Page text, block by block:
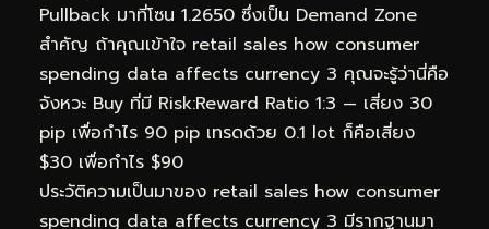
Pullback มาที่โซน 1.2650 ซึ่งเป็น Demand Zone
สำคัญ ถ้าคุณเข้าใจ retail sales how consumer
spending data affects currency 3 คุณจะรู้ว่านี่คือ
จังหวะ Buy ที่มี Risk:Reward Ratio 1:3 — เสี่ยง 30
pip เพื่อกำไร 90 pip เทรดด้วย 0.1 lot ก็คือเสี่ยง
$30 เพื่อกำไร $90
ประวัติความเป็นมาของ retail sales how consumer
spending data affects currency 3 มีรากฐานมา